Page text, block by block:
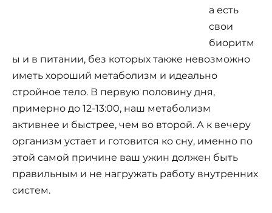
а есть
свои
биоритм
ы и в питании, без которых также невозможно
иметь хороший метаболизм и идеально
стройное тело. В первую половину дня,
примерно до 12-13:00, наш метаболизм
активнее и быстрее, чем во второй. А к вечеру
организм устает и готовится ко сну, именно по
этой самой причине ваш ужин должен быть
правильным и не нагружать работу внутренних
систем.